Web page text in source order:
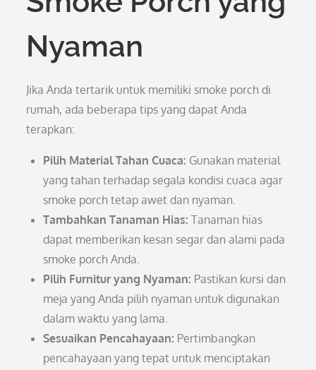
Nyaman
Jika Anda tertarik untuk memiliki smoke porch di
rumah, ada beberapa tips yang dapat Anda
terapkan:
Pilih Material Tahan Cuaca: Gunakan material
yang tahan terhadap segala kondisi cuaca agar
smoke porch tetap awet dan nyaman.
Tambahkan Tanaman Hias: Tanaman hias
dapat memberikan kesan segar dan alami pada
smoke porch Anda.
Pilih Furnitur yang Nyaman: Pastikan kursi dan
meja yang Anda pilih nyaman untuk digunakan
dalam waktu yang lama.
Sesuaikan Pencahayaan: Pertimbangkan
pencahayaan yang tepat untuk menciptakan